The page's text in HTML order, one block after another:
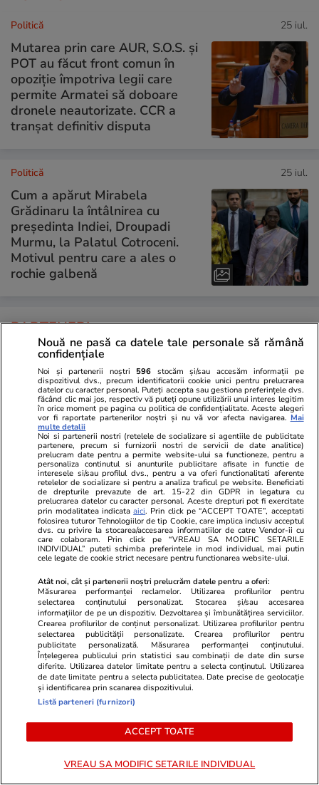
Politică 25 iul.
Mutarea prin care AUR, S.O.S. și
POT au făcut front comun în
opoziție împotriva legii care
permite Armatei să doboare
dronele neautorizate. CCR a
tranșat definitiv disputa
Politică 25 iul.
Cum a apărut Mirabela
Grădinaru la întâlnirea cu
președinta Indiei, Droupadi
Murmu, la Palatul Cotroceni.
Motivul pentru care a ales o
rochie galbenă
PARTENERI
ZiaruldeIasi.ro
IAȘUL VERDE | Capcana „febrei”
fotovoltaicelor – greșeala majoră
din care firmele pierd bani înainte
de a vedea primele economii
Fanatik.ro
Bomba
statului,
mall uriaș
ajung la
ULTIMELE ȘTIRI
Auto 08:30
Cum o factură ajunsă târziu poate bloca bani
flotele auto și cum poți preveni problema
Știri România 08:22
Nouă ne pasă ca datele tale personale să rămână
confidențiale
Noi și partenerii noștri 596 stocăm și/sau accesăm informații pe
dispozitivul dvs., precum identificatorii cookie unici pentru prelucrarea
datelor cu caracter personal. Puteți accepta sau gestiona preferințele dvs.
făcând clic mai jos, respectiv vă puteți opune utilizării unui interes legitim
în orice moment pe pagina cu politica de confidențialitate. Aceste alegeri
vor fi raportate partenerilor noștri și nu vă vor afecta navigarea. Mai
multe detalii
Noi si partenerii nostri (retelele de socializare si agentiile de publicitate
partenere, precum si furnizorii nostri de servicii de date analitice)
prelucram date pentru a permite website-ului sa functioneze, pentru a
personaliza continutul si anunturile publicitare afisate in functie de
interesele si/sau profilul dvs., pentru a va oferi functionalitati aferente
retelelor de socializare si pentru a analiza traficul pe website. Beneficiati
de drepturile prevazute de art. 15-22 din GDPR in legatura cu
prelucrarea datelor cu caracter personal. Aceste drepturi pot fi exercitate
prin modalitatea indicataaici. Prin click pe “ACCEPT TOATE”, acceptati
folosirea tuturor Tehnologiilor de tip Cookie, care implica inclusiv acceptul
dvs. cu privire la stocarea/accesarea informatiilor de catre Vendor-ii cu
care colaboram. Prin click pe “VREAU SA MODIFIC SETARILE
INDIVIDUAL” puteti schimba preferintele in mod individual, mai putin
cele legate de cookie strict necesare pentru functionarea website-ului.
Atât noi, cât și partenerii noștri prelucrăm datele pentru a oferi:
Măsurarea performanței reclamelor. Utilizarea profilurilor pentru
selectarea conținutului personalizat. Stocarea și/sau accesarea
informațiilor de pe un dispozitiv. Dezvoltarea și îmbunătățirea serviciilor.
Crearea profilurilor de conținut personalizat. Utilizarea profilurilor pentru
selectarea publicității personalizate. Crearea profilurilor pentru
publicitate personalizată. Măsurarea performanței conținutului.
Înțelegerea publicului prin statistici sau combinații de date din surse
diferite. Utilizarea datelor limitate pentru a selecta conținutul. Utilizarea
de date limitate pentru a selecta publicitatea. Date precise de geolocație
și identificarea prin scanarea dispozitivului.
Listă parteneri (furnizori)
ACCEPT TOATE
VREAU SA MODIFIC SETARILE INDIVIDUAL